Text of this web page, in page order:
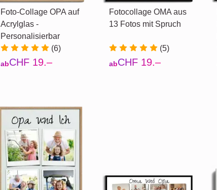
Foto-Collage OPA auf
Acrylglas -
Personalisierbar
(6)
abCHF 19.–
Fotocollage OMA aus
13 Fotos mit Spruch
(5)
abCHF 19.–